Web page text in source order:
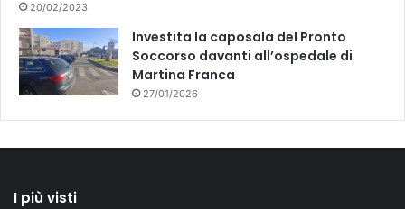
20/02/2023
Investita la caposala del Pronto
Soccorso davanti all’ospedale di
Martina Franca
27/01/2026
I più visti